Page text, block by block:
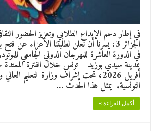
في إطار دعم الإبداع الطلابي وتعزيز الحضور
الجزائر 3، يسرنا أن نعلن لطلبتنا الأعزاء عن
في الدورة العاشرة للمهرجان الدولي الجامعي
أفريل 2026، تحت إشراف وزارة التعليم
التونسية. يمثل هذا الحدث …
أكمل القراءة »